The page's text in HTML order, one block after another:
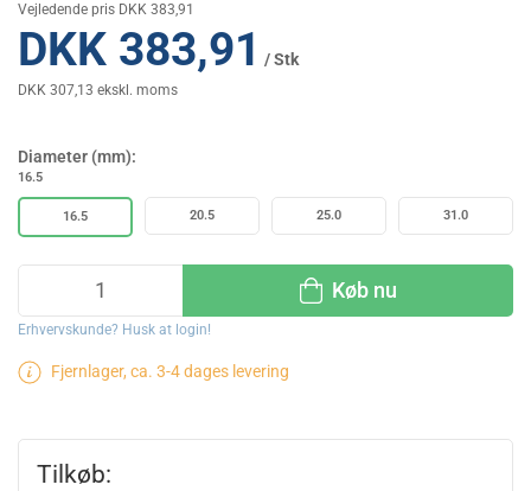
Vejledende pris DKK 383,91
DKK 383,91 / Stk
DKK 307,13 ekskl. moms
Diameter (mm):
16.5
16.5 20.5 25.0 31.0
Køb nu
Erhvervskunde? Husk at login!
Fjernlager, ca. 3-4 dages levering
Tilkøb: